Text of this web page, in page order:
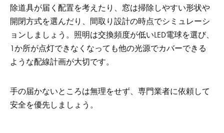
除道具が届く配置を考えたり、窓は掃除しやすい形状や
開閉方式を選んだり、間取り設計の時点でシミュレーシ
ョンしましょう。照明は交換頻度が低いLED電球を選び、
1か所が点灯できなくなっても他の光源でカバーできる
ような配線計画が大切です。
手の届かないところは無理をせず、専門業者に依頼して
安全を優先しましょう。